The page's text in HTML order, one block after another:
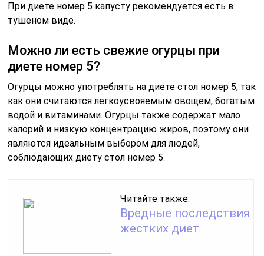
При диете номер 5 капусту рекомендуется есть в
тушеном виде.
Можно ли есть свежие огурцы при
диете номер 5?
Огурцы можно употреблять на диете стол номер 5, так
как они считаются легкоусвояемым овощем, богатым
водой и витаминами. Огурцы также содержат мало
калорий и низкую концентрацию жиров, поэтому они
являются идеальным выбором для людей,
соблюдающих диету стол номер 5.
Читайте также:
Вредные последствия
жестких диет